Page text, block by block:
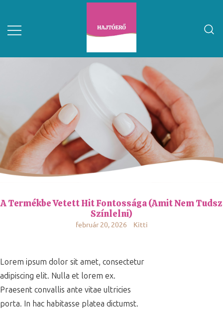
A Termékbe Vetett Hit Fontossága (amit Nem Tudsz
Színlelni)
február 20, 2026 Kitti
Lorem ipsum dolor sit amet, consectetur
adipiscing elit. Nulla et lorem ex.
Praesent convallis ante vitae ultricies
porta. In hac habitasse platea dictumst.